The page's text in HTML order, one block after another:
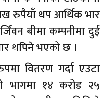
रुपैयाँ थप आर्थिक भार
बीमा कम्पनीमा दुई
थपिने भएको छ ।
वितरण गर्दा एउटा
भागमा १४ करोड २५